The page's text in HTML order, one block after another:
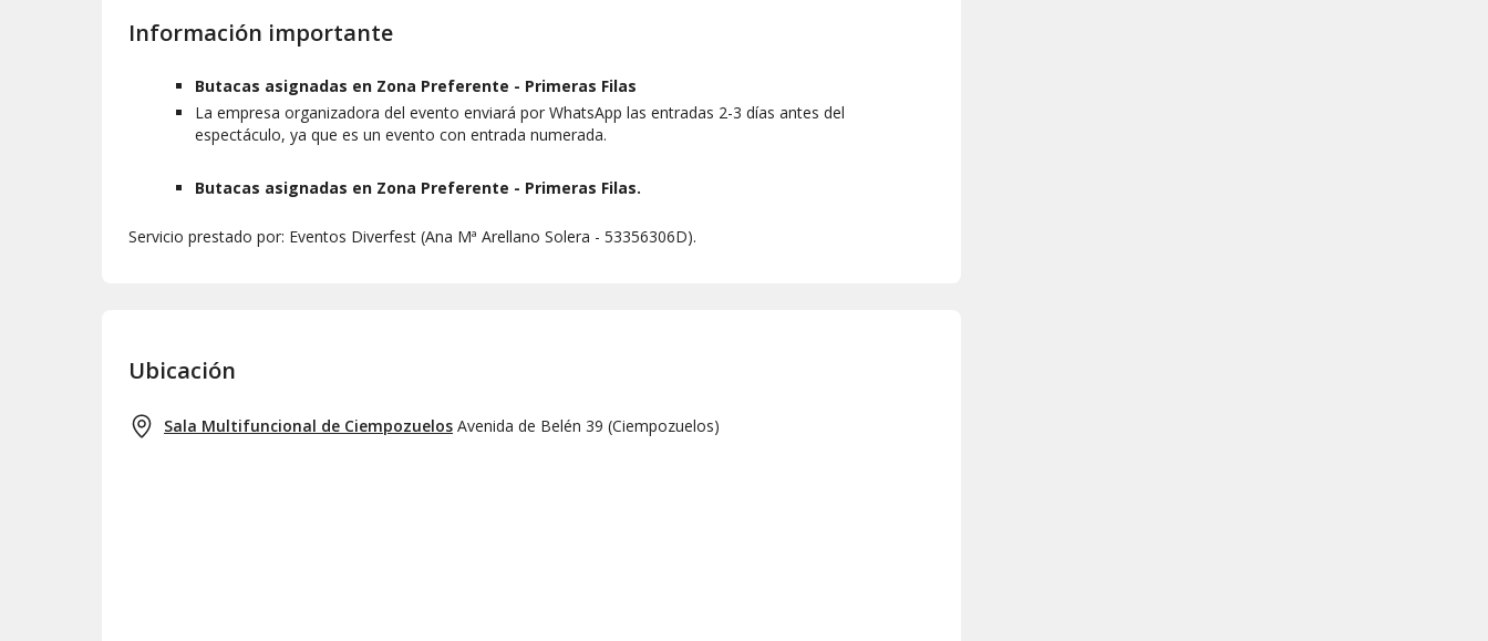
Información importante
Butacas asignadas en Zona Preferente - Primeras Filas
La empresa organizadora del evento enviará por WhatsApp las entradas 2-3 días antes del
espectáculo, ya que es un evento con entrada numerada.
Butacas asignadas en Zona Preferente - Primeras Filas.
Servicio prestado por: Eventos Diverfest (Ana Mª Arellano Solera - 53356306D).
Ubicación
Sala Multifuncional de Ciempozuelos Avenida de Belén 39 (Ciempozuelos)